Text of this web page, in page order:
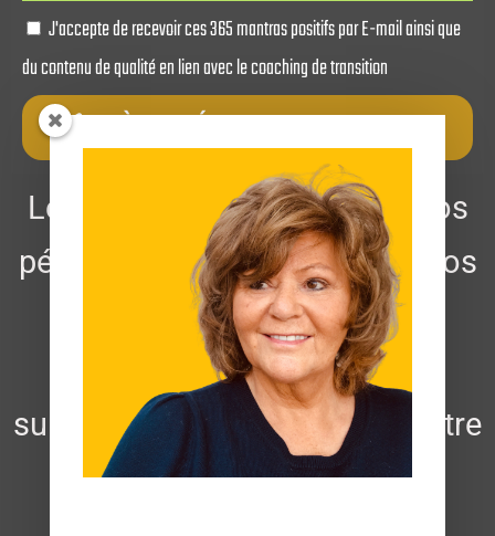
J'accepte de recevoir ces 365 mantras positifs par E-mail ainsi que
du contenu de qualité en lien avec le coaching de transition
ACCÈS IMMÉDIAT AUX 365 MANTRAS
Les mantras utilisés durant vos
périodes de transitions dans vos
vie personnelles et ou
professionnelles sont de
superbes outils pour garder votre
flamme, votre inspiration et